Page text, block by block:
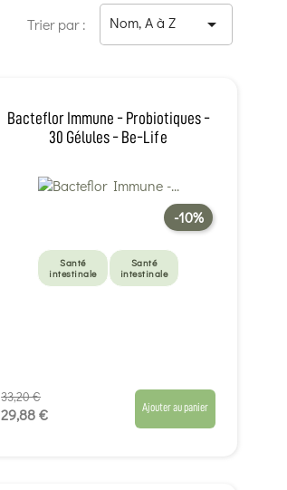
Trier par : Nom, A à Z 
Bacteflor Immune - Probiotiques -
30 Gélules - Be-Life
-10%
Santé
intestinale
Santé
intestinale
33,20 €
29,88 € Ajouter au panier